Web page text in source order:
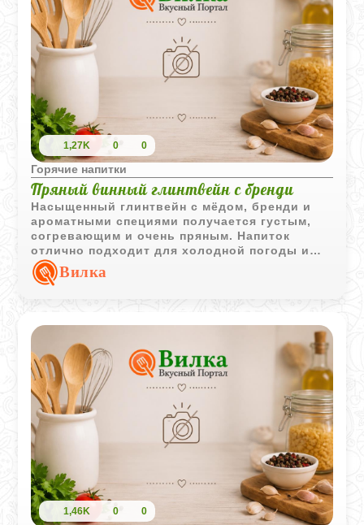
1,27K 0 0
Горячие напитки
Пряный винный глинтвейн с бренди
Насыщенный глинтвейн с мёдом, бренди и
ароматными специями получается густым,
согревающим и очень пряным. Напиток
отлично подходит для холодной погоды и
долгих зимних вечеров.
Вилка
1,46K 0 0